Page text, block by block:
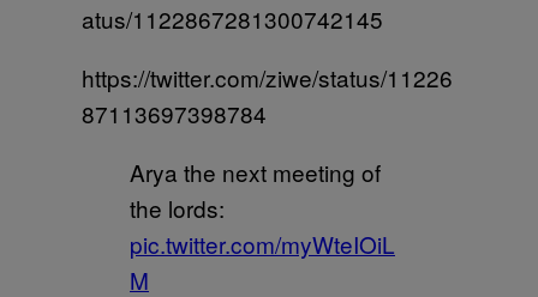
atus/1122867281300742145
https://twitter.com/ziwe/status/11226
87113697398784
Arya the next meeting of
the lords:
pic.twitter.com/myWteIOiL
M